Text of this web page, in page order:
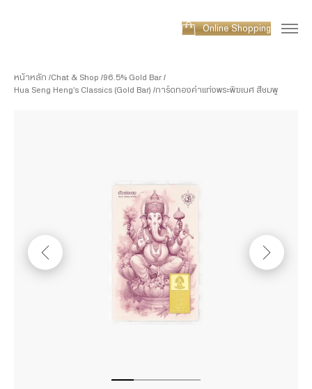
Online Shopping
หน้าหลัก Chat & Shop
96.5% Gold Bar
Hua Seng Heng’s Classics (Gold Bar)
การ์ดทองคำแท่งพระพิฆเนศ สีชมพู